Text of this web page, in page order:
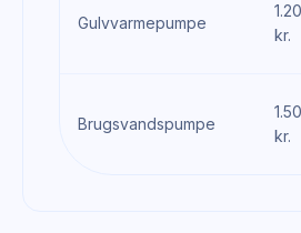
Gulvvarmepumpe
kr.
Brugsvandspumpe
kr.